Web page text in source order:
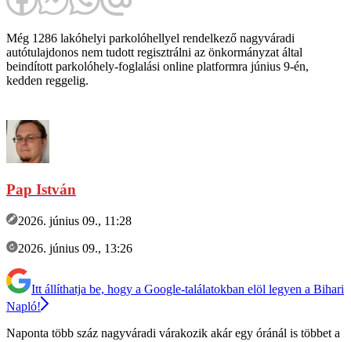
Még 1286 lakóhelyi parkolóhellyel rendelkező nagyváradi
autótulajdonos nem tudott regisztrálni az önkormányzat által
beindított parkolóhely-foglalási online platformra június 9-én,
kedden reggelig.
Pap István
2026. június 09., 11:28
2026. június 09., 13:26
Itt állíthatja be, hogy a Google-találatokban elöl legyen a Bihari
Napló!
Naponta több száz nagyváradi várakozik akár egy óránál is többet a